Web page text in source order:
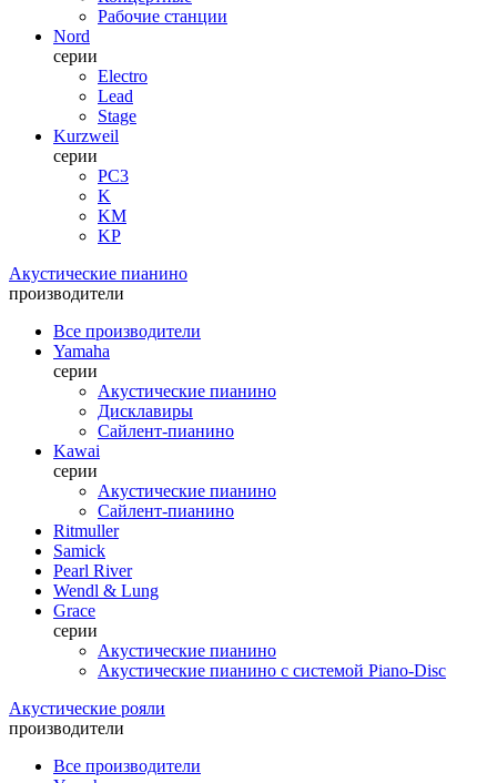
Рабочие станции
Nord
серии
Electro
Lead
Stage
Kurzweil
серии
PC3
K
KM
KP
Акустические пианино
производители
Все производители
Yamaha
серии
Акустические пианино
Дисклавиры
Сайлент-пианино
Kawai
серии
Акустические пианино
Сайлент-пианино
Ritmuller
Samick
Pearl River
Wendl & Lung
Grace
серии
Акустические пианино
Акустические пианино с системой Piano-Disc
Акустические рояли
производители
Все производители